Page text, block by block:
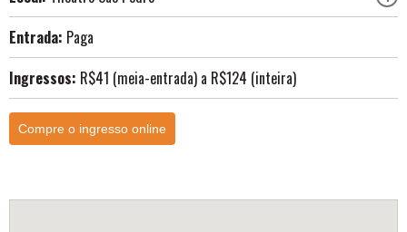
Entrada: Paga
Ingressos: R$41 (meia-entrada) a R$124 (inteira)
Compre o ingresso online